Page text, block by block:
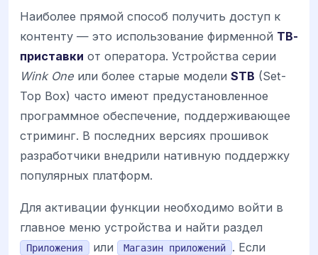
Наиболее прямой способ получить доступ к
контенту — это использование фирменной ТВ-
приставки от оператора. Устройства серии
Wink One или более старые модели STB (Set-
Top Box) часто имеют предустановленное
программное обеспечение, поддерживающее
стриминг. В последних версиях прошивок
разработчики внедрили нативную поддержку
популярных платформ.
Для активации функции необходимо войти в
главное меню устройства и найти раздел
Приложения или Магазин приложений
. Если